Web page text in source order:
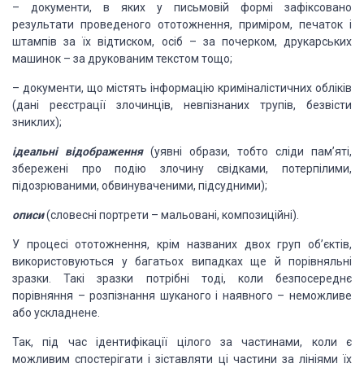
– документи, в яких у письмовій формі зафіксовано
результати проведеного ототожнення, приміром, печаток і
штампів за їх відтиском, осіб – за почерком, друкарських
машинок – за друкованим текстом тощо;
– документи, що містять інформацію криміналістичних обліків
(дані реєстрації злочинців, невпізнаних трупів, безвісти
зниклих);
ідеальні відображення (уявні образи, тобто сліди пам’яті,
збережені про подію злочину свідками, потерпілими,
підозрюваними, обвинуваченими, підсудними);
описи(словесні портрети – мальовані, композиційні).
У процесі ототожнення, крім названих двох груп об’єктів,
використовуються у багатьох випадках ще й порівняльні
зразки. Такі зразки потрібні тоді, коли безпосереднє
порівняння – розпізнання шуканого і наявного – неможливе
або ускладнене.
Так, під часідентифікації цілого за частинами, коли є
можливим спостерігати і зіставляти ці частини за лініями їх